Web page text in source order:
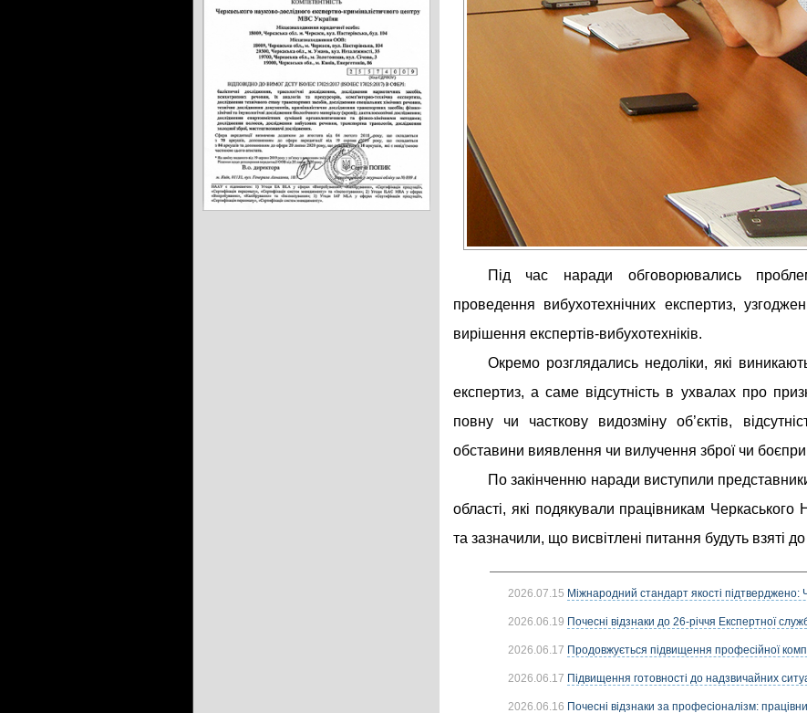
Під час наради обговорювались
проведення вибухотехнічних експертиз,
вирішення експертів-вибухотехніків.
Окремо розглядались недоліки, які
експертиз, а саме відсутність в ухвалах про
повну чи часткову видозміну об’єктів,
обставини виявлення чи вилучення зброї чи
По закінченню наради виступили
області, які подякували працівникам
та зазначили, що висвітлені питання будуть взяті
2026.07.15 Міжнародний стандарт якості
2026.06.19 Почесні відзнаки до 26-річчя Експертної
2026.06.17 Продовжується підвищення професійної
2026.06.17 Підвищення готовності до надзвичайних
2026.06.16 Почесні відзнаки за професіоналізм: